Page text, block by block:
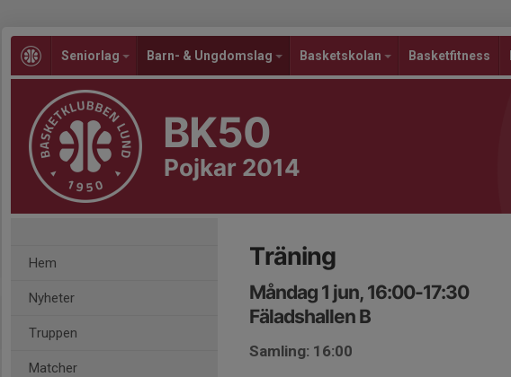
Seniorlag Barn- & Ungdomslag Basketskolan Basketfitness
BK50
Pojkar 2014
Hem
Nyheter
Truppen
Matcher
Träning
Måndag 1 jun, 16:00-17:30
Fäladshallen B
Samling: 16:00